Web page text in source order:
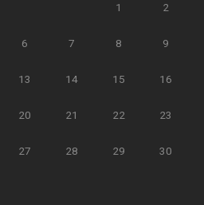
1 2
6 7 8 9
13 14 15 16
20 21 22 23
27 28 29 30